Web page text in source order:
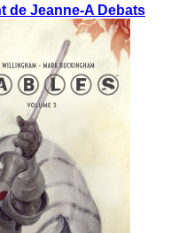
de Jeanne-A Debats